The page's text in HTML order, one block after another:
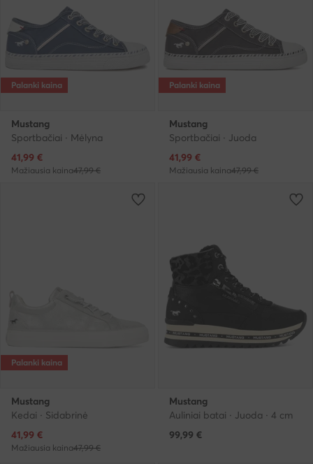
Palanki kaina
Mustang
Sportbačiai · Mėlyna
Dabartinė kaina
41,99 €
Mažiausia kaina47,99 €
Palanki kaina
Mustang
Sportbačiai · Juoda
Dabartinė kaina
41,99 €
Mažiausia kaina47,99 €
Palanki kaina
Mustang
Kedai · Sidabrinė
Dabartinė kaina
41,99 €
Mažiausia kaina47,99 €
Mustang
Auliniai batai · Juoda · 4 cm
99,99 €